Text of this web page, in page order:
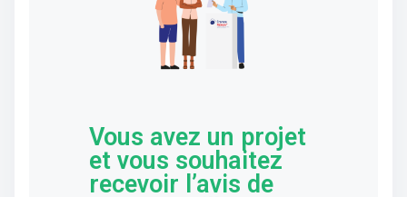
Vous avez un projet
et vous souhaitez
recevoir l’avis de